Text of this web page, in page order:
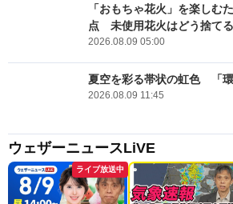
「おもちゃ花火」を楽しむ
点 未使用花火はどう捨て
2026.08.09 05:00
夏空を彩る帯状の虹色 「
2026.08.09 11:45
ウェザーニュースLiVE
ライブ放送中